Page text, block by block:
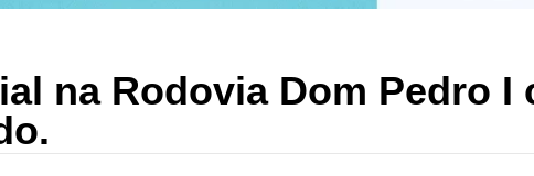
na Rodovia Dom Pedro